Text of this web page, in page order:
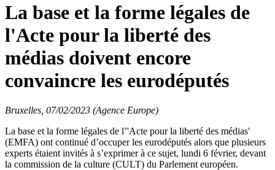
La base et la forme légales de
l'Acte pour la liberté des
médias doivent encore
convaincre les eurodéputés
Bruxelles, 07/02/2023 (Agence Europe)
La base et la forme légales de l’'Acte pour la liberté des médias'
(EMFA) ont continué d’occuper les eurodéputés alors que plusieurs
experts étaient invités à s’exprimer à ce sujet, lundi 6 février, devant
la commission de la culture (CULT) du Parlement européen.